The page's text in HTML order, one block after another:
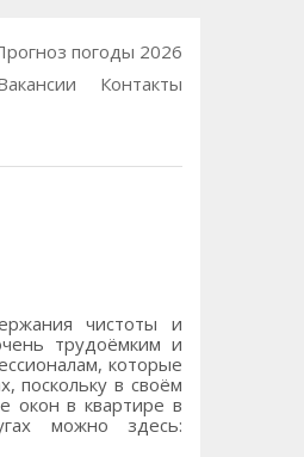
погоды 2026
Контакты
чистоты и
трудоёмким и
которые
поскольку в своём
окон в квартире в
можно здесь: